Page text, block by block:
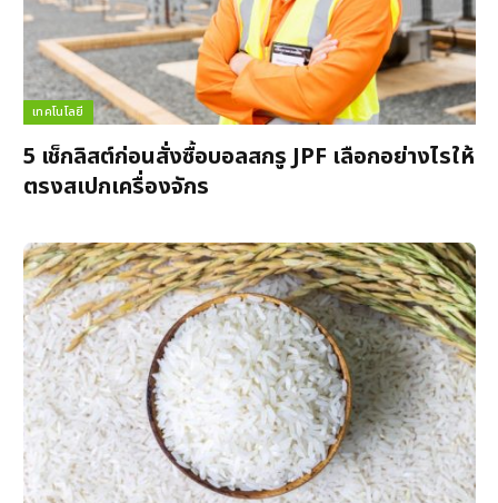
เทคโนโลยี
5 เช็กลิสต์ก่อนสั่งซื้อบอลสกรู JPF เลือกอย่างไรให้
ตรงสเปกเครื่องจักร